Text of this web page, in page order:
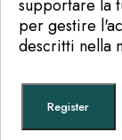
supportare la
per gestire
descritti nella
Register